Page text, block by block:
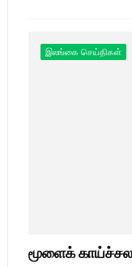
இலங்கை செய்திகள்
மூளைக்